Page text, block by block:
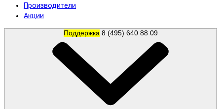
Производители
Акции
Поддержка 8 (495) 640 88 09